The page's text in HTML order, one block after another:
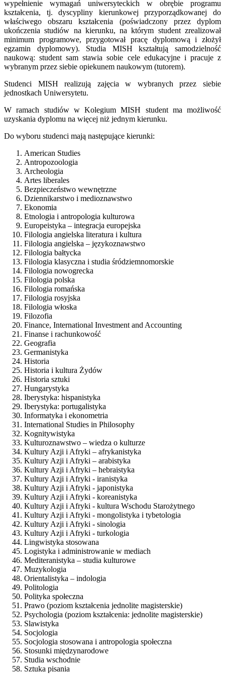
wypełnienie wymagań uniwersyteckich w obrębie programu
kształcenia, tj. dyscypliny kierunkowej przyporządkowanej do
właściwego obszaru kształcenia (poświadczony przez dyplom
ukończenia studiów na kierunku, na którym student zrealizował
minimum programowe, przygotował pracę dyplomową i złożył
egzamin dyplomowy). Studia MISH kształtują samodzielność
naukową: student sam stawia sobie cele edukacyjne i pracuje z
wybranym przez siebie opiekunem naukowym (tutorem).
Studenci MISH realizują zajęcia w wybranych przez siebie
jednostkach Uniwersytetu.
W ramach studiów w Kolegium MISH student ma możliwość
uzyskania dyplomu na więcej niż jednym kierunku.
Do wyboru studenci mają następujące kierunki:
American Studies
Antropozoologia
Archeologia
Artes liberales
Bezpieczeństwo wewnętrzne
Dziennikarstwo i medioznawstwo
Ekonomia
Etnologia i antropologia kulturowa
Europeistyka – integracja europejska
Filologia angielska literatura i kultura
Filologia angielska – językoznawstwo
Filologia bałtycka
Filologia klasyczna i studia śródziemnomorskie
Filologia nowogrecka
Filologia polska
Filologia romańska
Filologia rosyjska
Filologia włoska
Filozofia
Finance, International Investment and Accounting
Finanse i rachunkowość
Geografia
Germanistyka
Historia
Historia i kultura Żydów
Historia sztuki
Hungarystyka
Iberystyka: hispanistyka
Iberystyka: portugalistyka
Informatyka i ekonometria
International Studies in Philosophy
Kognitywistyka
Kulturoznawstwo – wiedza o kulturze
Kultury Azji i Afryki – afrykanistyka
Kultury Azji i Afryki – arabistyka
Kultury Azji i Afryki – hebraistyka
Kultury Azji i Afryki - iranistyka
Kultury Azji i Afryki - japonistyka
Kultury Azji i Afryki - koreanistyka
Kultury Azji i Afryki - kultura Wschodu Starożytnego
Kultury Azji i Afryki - mongolistyka i tybetologia
Kultury Azji i Afryki - sinologia
Kultury Azji i Afryki - turkologia
Lingwistyka stosowana
Logistyka i administrowanie w mediach
Mediteranistyka – studia kulturowe
Muzykologia
Orientalistyka – indologia
Politologia
Polityka społeczna
Prawo (poziom kształcenia jednolite magisterskie)
Psychologia (poziom kształcenia: jednolite magisterskie)
Slawistyka
Socjologia
Socjologia stosowana i antropologia społeczna
Stosunki międzynarodowe
Studia wschodnie
Sztuka pisania